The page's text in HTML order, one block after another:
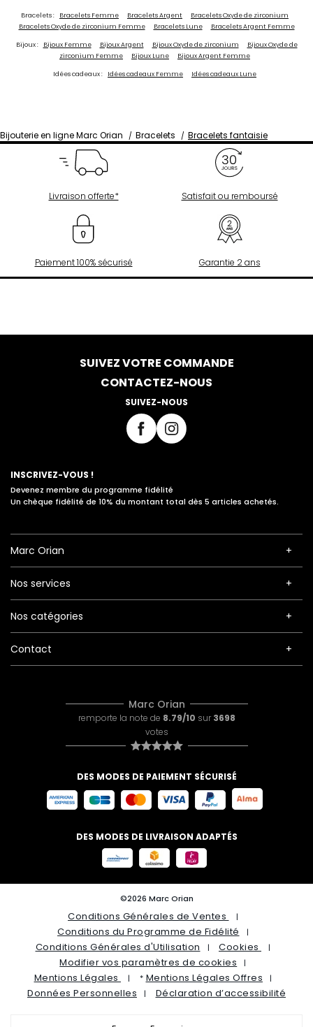
Bracelets : Bracelets Femme Bracelets Argent
Bracelets Oxyde de zirconium
Bracelets Oxyde de zirconium Femme
Bracelets Lune Bracelets Argent Femme
Bijoux : Bijoux Femme Bijoux Argent Bijoux Oxyde de zirconium
Bijoux Oxyde de
zirconium Femme
Bijoux Lune Bijoux Argent Femme
Idées cadeaux : Idées cadeaux Femme Idées cadeaux Lune
Bijouterie en ligne Marc Orian Bracelets Bracelets fantaisie
Livraison offerte* Satisfait ou remboursé
Paiement 100% sécurisé Garantie 2 ans
SUIVEZ VOTRE COMMANDE
CONTACTEZ-NOUS
SUIVEZ-NOUS
INSCRIVEZ-VOUS !
Devenez membre du programme fidélité
Un chèque fidélité de 10% du montant total dès 5 articles achetés.
Marc Orian
Nos services
Nos catégories
Contact
Marc Orian
remporte la note de 8.79/10 sur 3698
votes
DES MODES DE PAIEMENT SÉCURISÉ
DES MODES DE LIVRAISON ADAPTÉS
©2026 Marc Orian
Conditions Générales de Ventes
Conditions du Programme de Fidélité
Conditions Générales d'Utilisation
Cookies
Modifier vos paramètres de cookies
Mentions Légales
* Mentions Légales Offres
Données Personnelles
Déclaration d’accessibilité